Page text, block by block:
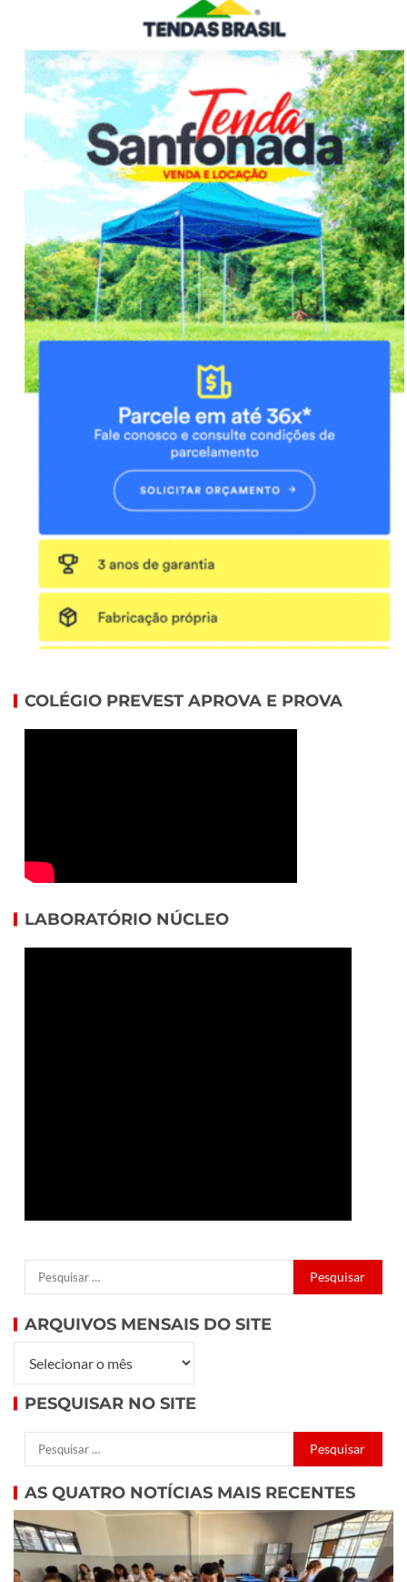
COLÉGIO PREVEST APROVA E PROVA
LABORATÓRIO NÚCLEO
ARQUIVOS MENSAIS DO SITE
PESQUISAR NO SITE
AS QUATRO NOTÍCIAS MAIS RECENTES